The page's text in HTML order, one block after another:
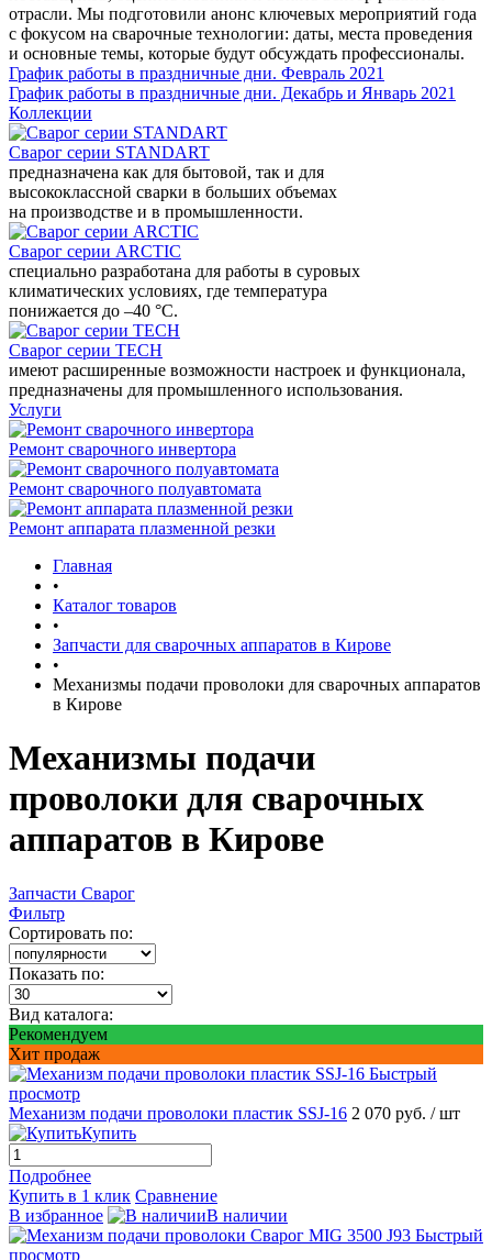
отрасли. Мы подготовили анонс ключевых мероприятий года
с фокусом на сварочные технологии: даты, места проведения
и основные темы, которые будут обсуждать профессионалы.
График работы в праздничные дни. Февраль 2021
График работы в праздничные дни. Декабрь и Январь 2021
Коллекции
Сварог серии STANDART
предназначена как для бытовой, так и для
высококлассной сварки в больших объемах
на производстве и в промышленности.
Сварог серии ARCTIC
специально разработана для работы в суровых
климатических условиях, где температура
понижается до –40 °С.
Сварог серии TECH
имеют расширенные возможности настроек и функционала,
предназначены для промышленного использования.
Услуги
Ремонт сварочного инвертора
Ремонт сварочного полуавтомата
Ремонт аппарата плазменной резки
Главная
•
Каталог товаров
•
Запчасти для сварочных аппаратов в Кирове
•
Механизмы подачи проволоки для сварочных аппаратов
в Кирове
Механизмы подачи
проволоки для сварочных
аппаратов в Кирове
Запчасти Сварог
Фильтр
Сортировать по:
Показать по:
Вид каталога:
Рекомендуем
Хит продаж
Быстрый
просмотр
Механизм подачи проволоки пластик SSJ-16 2 070 руб. / шт
Купить
Подробнее
Купить в 1 клик Сравнение
В избранное
В наличии
Быстрый
просмотр